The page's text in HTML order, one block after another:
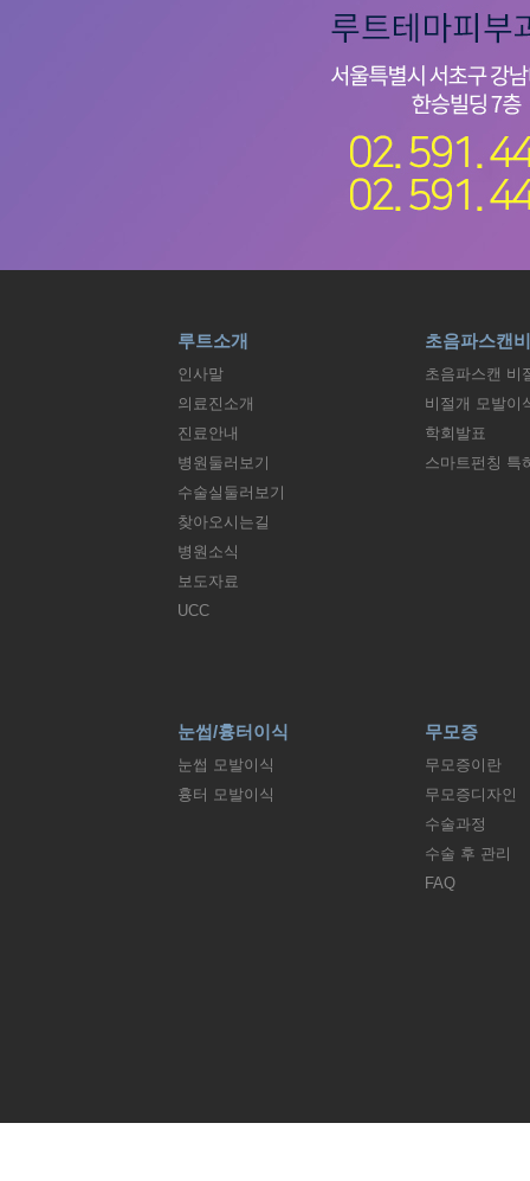
루트소개
인사말
의료진소개
진료안내
병원둘러보기
수술실둘러보기
찾아오시는길
병원소식
보도자료
UCC
초음파스캔
초음파스캔 비
비절개 모발이
학회발표
스마트펀칭 특
눈썹/흉터이식
눈썹 모발이식
흉터 모발이식
무모증
무모증이란
무모증디자인
수술과정
수술 후 관리
FAQ